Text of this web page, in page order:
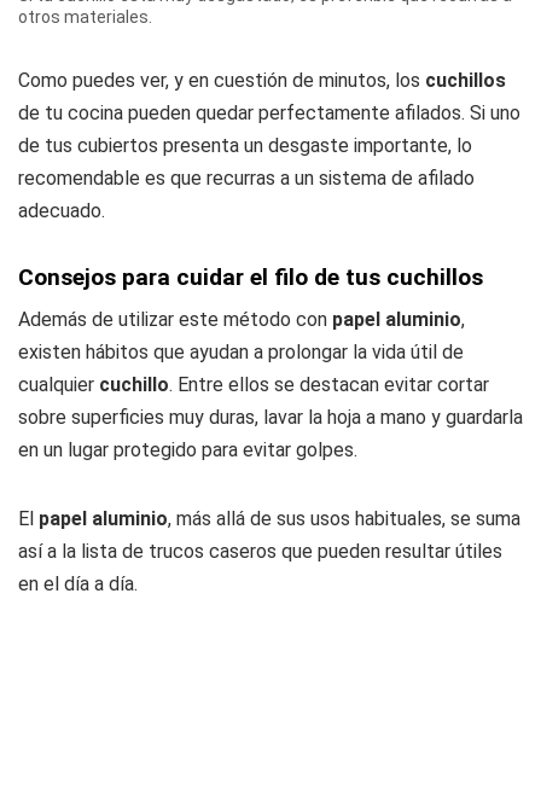
otros materiales.
Como puedes ver, y en cuestión de minutos, los cuchillos
de tu cocina pueden quedar perfectamente afilados. Si uno
de tus cubiertos presenta un desgaste importante, lo
recomendable es que recurras a un sistema de afilado
adecuado.
Consejos para cuidar el filo de tus cuchillos
Además de utilizar este método con papel aluminio,
existen hábitos que ayudan a prolongar la vida útil de
cualquier cuchillo. Entre ellos se destacan evitar cortar
sobre superficies muy duras, lavar la hoja a mano y guardarla
en un lugar protegido para evitar golpes.
El papel aluminio, más allá de sus usos habituales, se suma
así a la lista de trucos caseros que pueden resultar útiles
en el día a día.